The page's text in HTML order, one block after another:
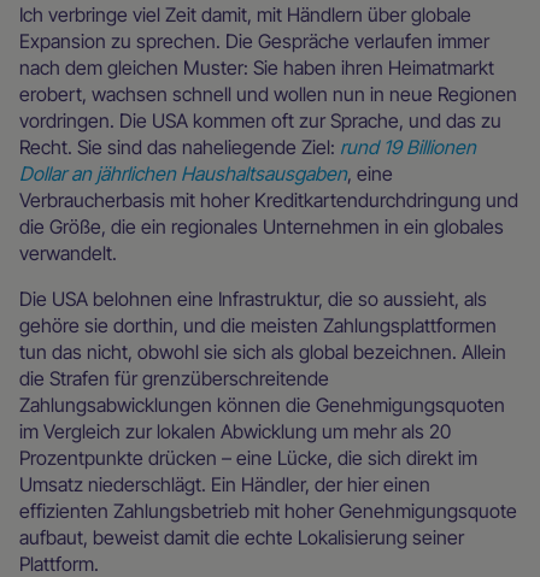
Ich verbringe viel Zeit damit, mit Händlern über globale
Expansion zu sprechen. Die Gespräche verlaufen immer
nach dem gleichen Muster: Sie haben ihren Heimatmarkt
erobert, wachsen schnell und wollen nun in neue Regionen
vordringen. Die USA kommen oft zur Sprache, und das zu
Recht. Sie sind das naheliegende Ziel: rund 19 Billionen
Dollar an jährlichen Haushaltsausgaben, eine
Verbraucherbasis mit hoher Kreditkartendurchdringung und
die Größe, die ein regionales Unternehmen in ein globales
verwandelt.
Die USA belohnen eine Infrastruktur, die so aussieht, als
gehöre sie dorthin, und die meisten Zahlungsplattformen
tun das nicht, obwohl sie sich als global bezeichnen. Allein
die Strafen für grenzüberschreitende
Zahlungsabwicklungen können die Genehmigungsquoten
im Vergleich zur lokalen Abwicklung um mehr als 20
Prozentpunkte drücken – eine Lücke, die sich direkt im
Umsatz niederschlägt. Ein Händler, der hier einen
effizienten Zahlungsbetrieb mit hoher Genehmigungsquote
aufbaut, beweist damit die echte Lokalisierung seiner
Plattform.